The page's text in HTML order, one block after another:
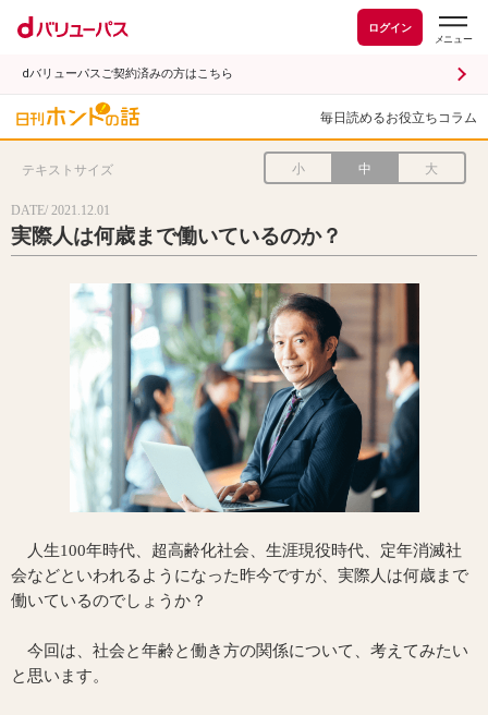
ログイン
dバリューパスご契約済みの方はこちら
毎日読めるお役立ちコラム
テキストサイズ 小 中 大
DATE/ 2021.12.01
実際人は何歳まで働いているのか？
人生100年時代、超高齢化社会、生涯現役時代、定年消滅社
会などといわれるようになった昨今ですが、実際人は何歳まで
働いているのでしょうか？
今回は、社会と年齢と働き方の関係について、考えてみたい
と思います。